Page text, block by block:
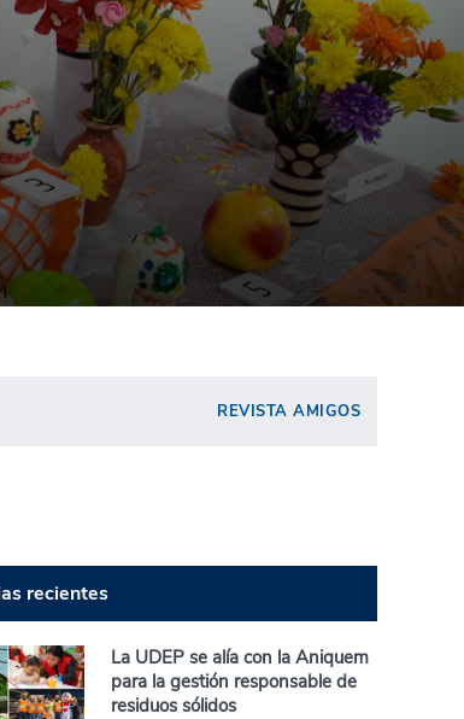
REVISTA AMIGOS
recientes
La UDEP se alía con la Aniquem
para la gestión responsable de
residuos sólidos